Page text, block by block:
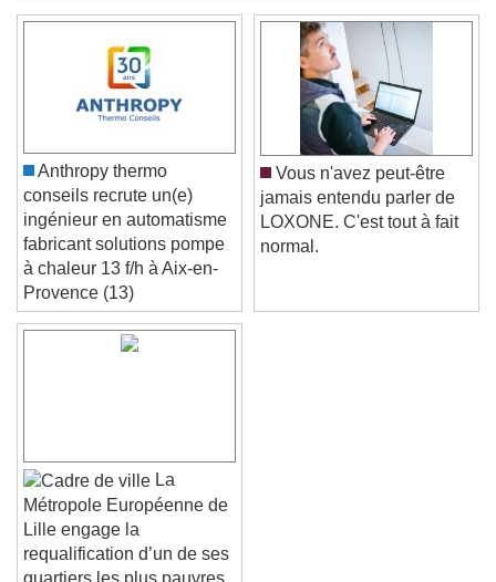
Anthropy thermo
conseils recrute un(e)
ingénieur en automatisme
fabricant solutions pompe
à chaleur 13 f/h à Aix-en-
Provence (13)
Vous n'avez peut-être
jamais entendu parler de
LOXONE. C'est tout à fait
La
Métropole Européenne de
Lille engage la
requalification d’un de ses